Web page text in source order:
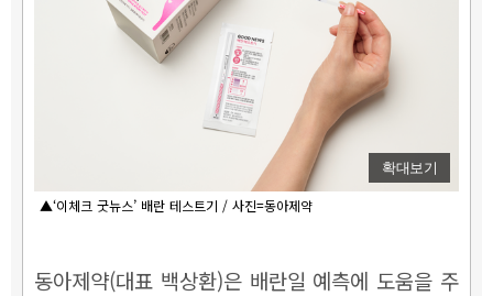
확대보기
▲‘이체크 굿뉴스’ 배란 테스트기 / 사진=동아제약
동아제약(대표 백상환)은 배란일 예측에 도움을 주